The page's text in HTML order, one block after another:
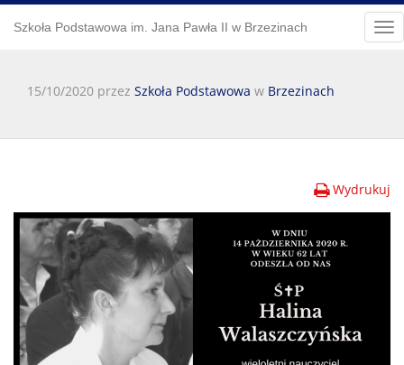
Szkoła Podstawowa im. Jana Pawła II w Brzezinach
15/10/2020 przez Szkoła Podstawowa w Brzezinach
Wydrukuj